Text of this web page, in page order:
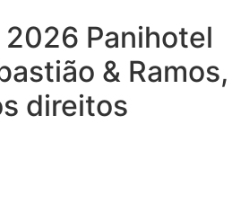
Panihotel
& Ramos,
direitos